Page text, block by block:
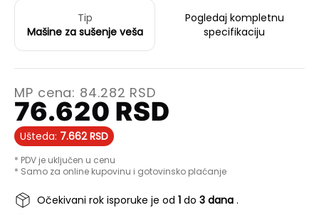
Tip
Mašine za sušenje veša
Pogledaj kompletnu
specifikaciju
MP cena: 84.282 RSD
76.620 RSD
Ušteda: 7.662 RSD
* PDV je uključen u cenu
* Samo za online kupovinu i gotovinsko plaćanje
Očekivani rok isporuke je od 1 do 3 dana .